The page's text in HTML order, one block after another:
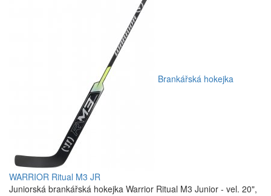
Brankářská hokejka
WARRIOR Ritual M3 JR
Juniorská brankářská hokejka Warrior Ritual M3 Junior - vel. 20",